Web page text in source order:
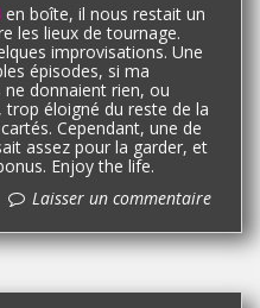
en boîte, il nous restait un
les lieux de tournage.
improvisations. Une
épisodes, si ma
ne donnaient rien, ou
éloigné du reste de la
Cependant, une de
assez pour la garder, et
Enjoy the life.
Laisser un commentaire